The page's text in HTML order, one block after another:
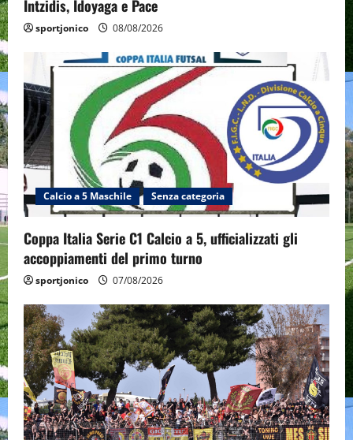
Intzidis, Idoyaga e Pace
sportjonico 08/08/2026
Calcio a 5 Maschile Senza categoria
Coppa Italia Serie C1 Calcio a 5, ufficializzati gli
accoppiamenti del primo turno
sportjonico 07/08/2026